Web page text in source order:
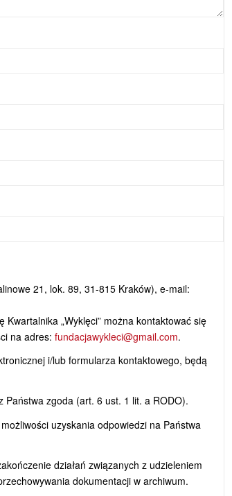
21, lok. 89, 31-815 Kraków), e-mail:
„Wyklęci” można kontaktować się
na adres: fundacjawykleci@gmail.com.
i/lub formularza kontaktowego, będą
zgoda (art. 6 ust. 1 lit. a RODO).
uzyskania odpowiedzi na Państwa
działań związanych z udzieleniem
dokumentacji w archiwum.